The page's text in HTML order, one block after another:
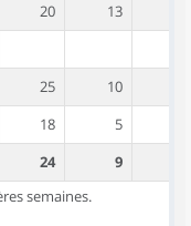
20 13
25 10
18 5
24 9
semaines.